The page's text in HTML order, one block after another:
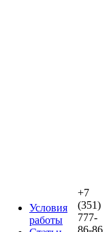
Условия
работы
+7
(351)
777-